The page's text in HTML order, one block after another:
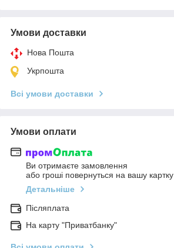
Умови доставки
Нова Пошта
Укрпошта
Всі умови доставки
Умови оплати
Ви отримаєте замовлення
або гроші повернуться на вашу картку
Детальніше
Післяплата
На карту "Приватбанку"